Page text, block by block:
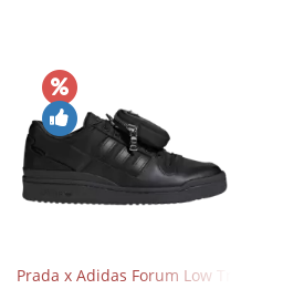
Prada x Adidas Forum Low Triple Black